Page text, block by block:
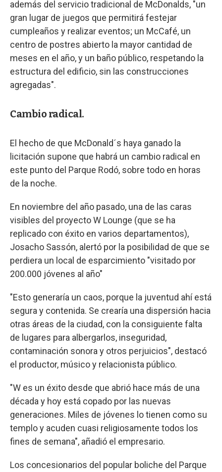
además del servicio tradicional de McDonalds, "un
gran lugar de juegos que permitirá festejar
cumpleaños y realizar eventos; un McCafé, un
centro de postres abierto la mayor cantidad de
meses en el año, y un baño público, respetando la
estructura del edificio, sin las construcciones
agregadas".
Cambio radical.
El hecho de que McDonald´s haya ganado la
licitación supone que habrá un cambio radical en
este punto del Parque Rodó, sobre todo en horas
de la noche.
En noviembre del año pasado, una de las caras
visibles del proyecto W Lounge (que se ha
replicado con éxito en varios departamentos),
Josacho Sassón, alertó por la posibilidad de que se
perdiera un local de esparcimiento "visitado por
200.000 jóvenes al año"
"Esto generaría un caos, porque la juventud ahí está
segura y contenida. Se crearía una dispersión hacia
otras áreas de la ciudad, con la consiguiente falta
de lugares para albergarlos, inseguridad,
contaminación sonora y otros perjuicios", destacó
el productor, músico y relacionista público.
"W es un éxito desde que abrió hace más de una
década y hoy está copado por las nuevas
generaciones. Miles de jóvenes lo tienen como su
templo y acuden cuasi religiosamente todos los
fines de semana", añadió el empresario.
Los concesionarios del popular boliche del Parque